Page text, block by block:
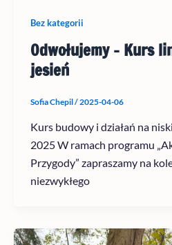
Bez kategorii
Odwołujemy – Kurs
jesień
Sofia Chepil/2025-04-06
Kurs budowy i działań na
2025 W ramach programu
Przygody” zapraszamy na
niezwykłego